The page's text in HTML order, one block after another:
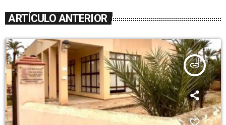
ARTÍCULO ANTERIOR
insert_link